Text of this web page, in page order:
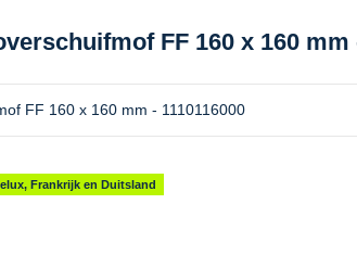
FF 160 x 160 mm
FF 160 x 160 mm - 1110116000
Frankrijk en Duitsland